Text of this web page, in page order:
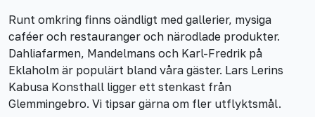
Runt omkring finns oändligt med gallerier, mysiga
caféer och restauranger och närodlade produkter.
Dahliafarmen, Mandelmans och Karl-Fredrik på
Eklaholm är populärt bland våra gäster. Lars Lerins
Kabusa Konsthall ligger ett stenkast från
Glemmingebro. Vi tipsar gärna om fler utflyktsmål.